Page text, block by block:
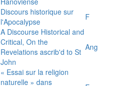
Discours historique sur
l'Apocalypse
F
A Discourse Historical and
Critical, On the
Revelations ascrib'd to St
John
Ang
« Essai sur la religion
naturelle » dans